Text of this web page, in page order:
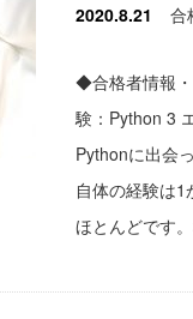
2020.8.21 合
◆合格者情報
験：Python 3
Pythonに出会
自体の経験は
ほとんどです